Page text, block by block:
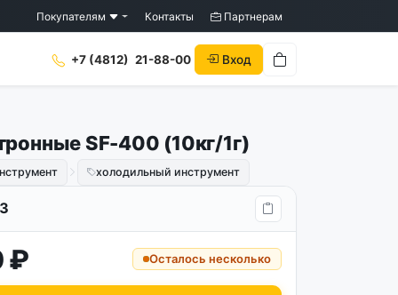
Покупателям Контакты Партнерам
+7 (4812) 21-88-00 Вход
SF-400 (10кг/1г)
холодильный инструмент
₽ Осталось несколько